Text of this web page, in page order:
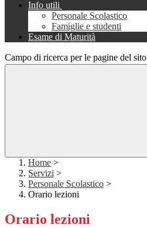
Info utili
Personale Scolastico
Famiglie e studenti
Esame di Maturità
Campo di ricerca per le pagine del sito
Home >
Servizi >
Personale Scolastico >
Orario lezioni
Orario lezioni